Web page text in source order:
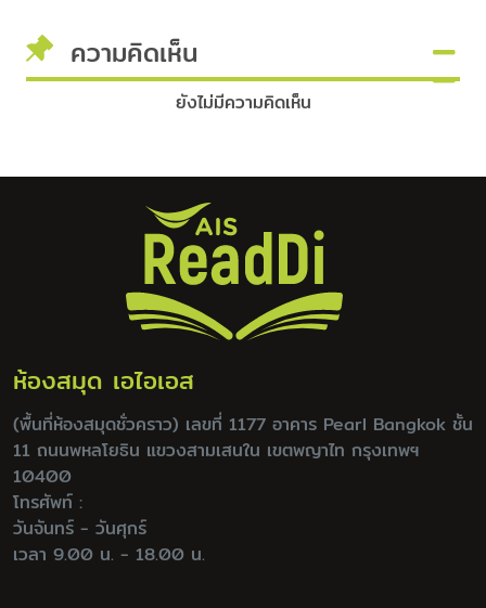
ความคิดเห็น
ยังไม่มีความคิดเห็น
ห้องสมุด เอไอเอส
(พื้นที่ห้องสมุดชั่วคราว) เลขที่ 1177 อาคาร Pearl Bangkok ชั้น
11 ถนนพหลโยธิน แขวงสามเสนใน เขตพญาไท กรุงเทพฯ
10400
โทรศัพท์ :
วันจันทร์ - วันศุกร์
เวลา 9.00 น. - 18.00 น.